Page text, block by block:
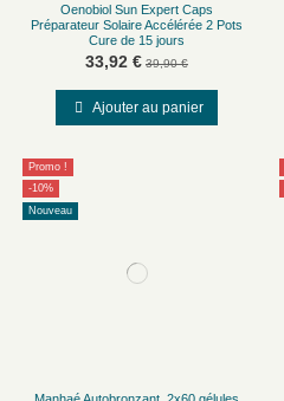
Oenobiol Sun Expert Caps
Préparateur Solaire Accélérée 2 Pots
Cure de 15 jours
33,92 € 39,90 €
Ajouter au panier
Promo !
-10%
Nouveau